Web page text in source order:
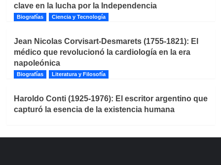
clave en la lucha por la Independencia
Biografías Ciencia y Tecnología
Jean Nicolas Corvisart-Desmarets (1755-1821): El
médico que revolucionó la cardiología en la era
napoleónica
Biografías Literatura y Filosofía
Haroldo Conti (1925-1976): El escritor argentino que
capturó la esencia de la existencia humana